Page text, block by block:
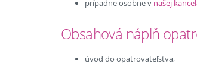
prípadne osobne v našej
Obsahová náplň
úvod do opatrovateľstva,